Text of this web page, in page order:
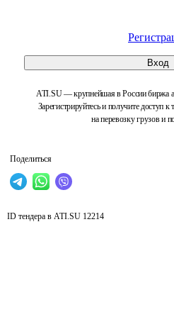
Вход
ATI.SU — крупнейшая в России биржа
Зарегистрируйтесь и получите доступ
на перевозку грузов и
Поделиться
ID тендера в ATI.SU 12214